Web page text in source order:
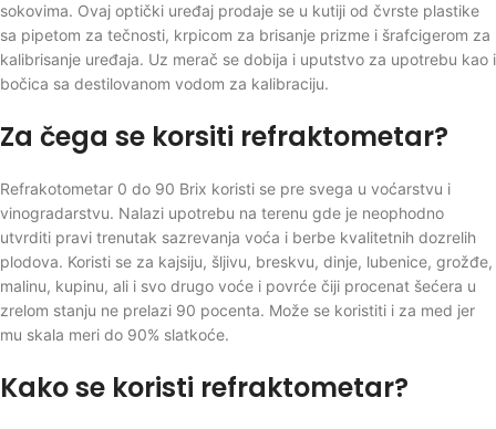
sokovima. Ovaj optički uređaj prodaje se u kutiji od čvrste plastike
sa pipetom za tečnosti, krpicom za brisanje prizme i šrafcigerom za
kalibrisanje uređaja. Uz merač se dobija i uputstvo za upotrebu kao i
bočica sa destilovanom vodom za kalibraciju.
Za čega se korsiti refraktometar?
Refrakotometar 0 do 90 Brix koristi se pre svega u voćarstvu i
vinogradarstvu. Nalazi upotrebu na terenu gde je neophodno
utvrditi pravi trenutak sazrevanja voća i berbe kvalitetnih dozrelih
plodova. Koristi se za kajsiju, šljivu, breskvu, dinje, lubenice, grožđe,
malinu, kupinu, ali i svo drugo voće i povrće čiji procenat šećera u
zrelom stanju ne prelazi 90 pocenta. Može se koristiti i za med jer
mu skala meri do 90% slatkoće.
Kako se koristi refraktometar?